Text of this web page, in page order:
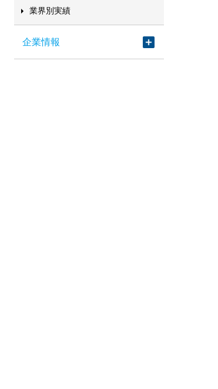
業界別実績
企業情報